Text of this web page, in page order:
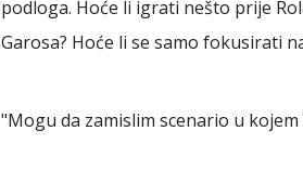
podloga. Hoće li igrati nešto prije
Garosa? Hoće li se samo fokusirati
"Mogu da zamislim scenario u